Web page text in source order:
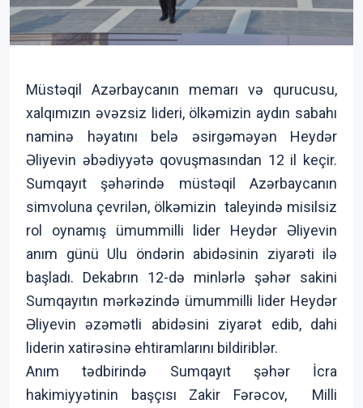
Müstəqil Azərbaycanın memarı və qurucusu,
xalqımızın əvəzsiz lideri, ölkəmizin aydın sabahı
naminə həyatını belə əsirgəməyən Heydər
Əliyevin əbədiyyətə qovuşmasından 12 il keçir.
Sumqayıt şəhərində müstəqil Azərbaycanın
simvoluna çevrilən, ölkəmizin taleyində misilsiz
rol oynamış ümummilli lider Heydər Əliyevin
anım günü Ulu öndərin abidəsinin ziyarəti ilə
başladı. Dekabrın 12-də minlərlə şəhər sakini
Sumqayıtın mərkəzində ümummilli lider Heydər
Əliyevin əzəmətli abidəsini ziyarət edib, dahi
liderin xatirəsinə ehtiramlarını bildiriblər.
Anım tədbirində Sumqayıt şəhər İcra
hakimiyyətinin başçısı Zakir Fərəcov, Milli